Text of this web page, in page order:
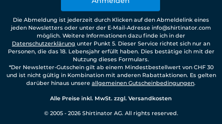
Die Abmeldung ist jederzeit durch Klicken auf den Abmeldelink eines
jeden Newsletters oder unter der E-Mail-Adresse info@shirtinator.com
möglich. Weitere Informationen dazu finde ich in der
Datenschutzerklärung unter Punkt 5. Dieser Service richtet sich nur an
Personen, die das 18. Lebensjahr erfüllt haben. Dies bestätige ich mit der
Nutzung dieses Formulars.
*Der Newsletter-Gutschein gilt ab einem Mindestbestellwert von CHF 30
und ist nicht gültig in Kombination mit anderen Rabattaktionen. Es gelten
darüber hinaus unsere allgemeinen Gutscheinbedingungen.
Alle Preise inkl. MwSt. zzgl. Versandkosten
© 2005 - 2026 Shirtinator AG. All rights reserved.